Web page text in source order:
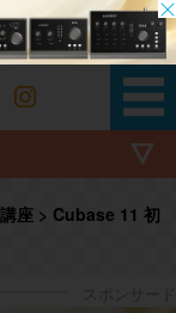
座 > Cubase 11 初